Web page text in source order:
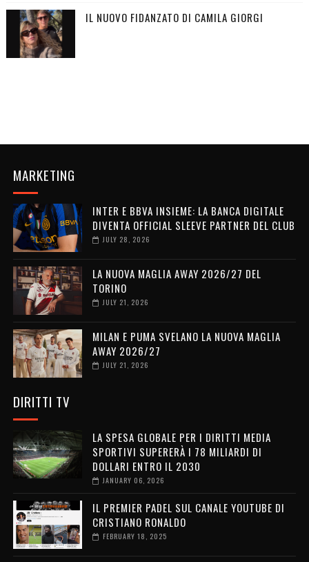
IL NUOVO FIDANZATO DI CAMILA GIORGI
MARKETING
INTER E BBVA INSIEME: LA BANCA DIGITALE
DIVENTA OFFICIAL SLEEVE PARTNER DEL CLUB
JULY 28, 2026
LA NUOVA MAGLIA AWAY 2026/27 DEL
TORINO
JULY 21, 2026
MILAN E PUMA SVELANO LA NUOVA MAGLIA
AWAY 2026/27
JULY 21, 2026
DIRITTI TV
LA SPESA GLOBALE PER I DIRITTI MEDIA
SPORTIVI SUPERERÀ I 78 MILIARDI DI
DOLLARI ENTRO IL 2030
JANUARY 06, 2026
IL PREMIER PADEL SUL CANALE YOUTUBE DI
CRISTIANO RONALDO
FEBRUARY 18, 2025